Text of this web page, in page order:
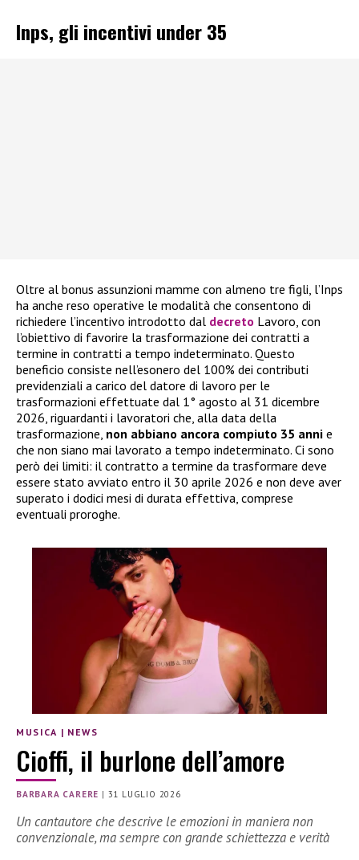
Inps, gli incentivi under 35
Oltre al bonus assunzioni mamme con almeno tre figli, l’Inps
ha anche reso operative le modalità che consentono di
richiedere l’incentivo introdotto dal decreto Lavoro, con
l’obiettivo di favorire la trasformazione dei contratti a
termine in contratti a tempo indeterminato. Questo
beneficio consiste nell’esonero del 100% dei contributi
previdenziali a carico del datore di lavoro per le
trasformazioni effettuate dal 1° agosto al 31 dicembre
2026, riguardanti i lavoratori che, alla data della
trasformazione, non abbiano ancora compiuto 35 anni e
che non siano mai lavorato a tempo indeterminato. Ci sono
però dei limiti: il contratto a termine da trasformare deve
essere stato avviato entro il 30 aprile 2026 e non deve aver
superato i dodici mesi di durata effettiva, comprese
eventuali proroghe.
MUSICA | NEWS
Cioffi, il burlone dell’amore
BARBARA CARERE | 31 LUGLIO 2026
Un cantautore che descrive le emozioni in maniera non
convenzionale, ma sempre con grande schiettezza e verità